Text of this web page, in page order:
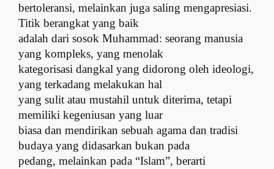
bertoleransi, melainkan juga saling mengapresiasi.
Titik berangkat yang baik
adalah dari sosok Muhammad: seorang manusia
yang kompleks, yang menolak
kategorisasi dangkal yang didorong oleh ideologi,
yang terkadang melakukan hal
yang sulit atau mustahil untuk diterima, tetapi
memiliki kegeniusan yang luar
biasa dan mendirikan sebuah agama dan tradisi
budaya yang didasarkan bukan pada
pedang, melainkan pada “Islam”, berarti